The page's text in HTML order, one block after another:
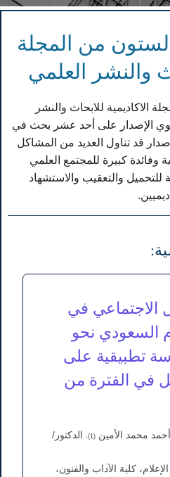
من المجلة
والنشر العلمي
الاكاديمية للابحاث والنشر
5 - 8 - 2024م. يحتوي الإصدار على أحد عشر بحث في
قد تناول العديد من المشاكل
وفائدة كبيرة للمجتمع العلمي
والتعقيب والاستشهاد
الاجتماعي في
السعودي نحو
تطبيقية على
في الفترة من
محمد الأمين (1)،
الدكتور/
كلية الآداب والفنون،